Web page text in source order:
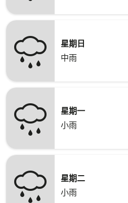
星期日
中雨
星期一
小雨
星期二
小雨